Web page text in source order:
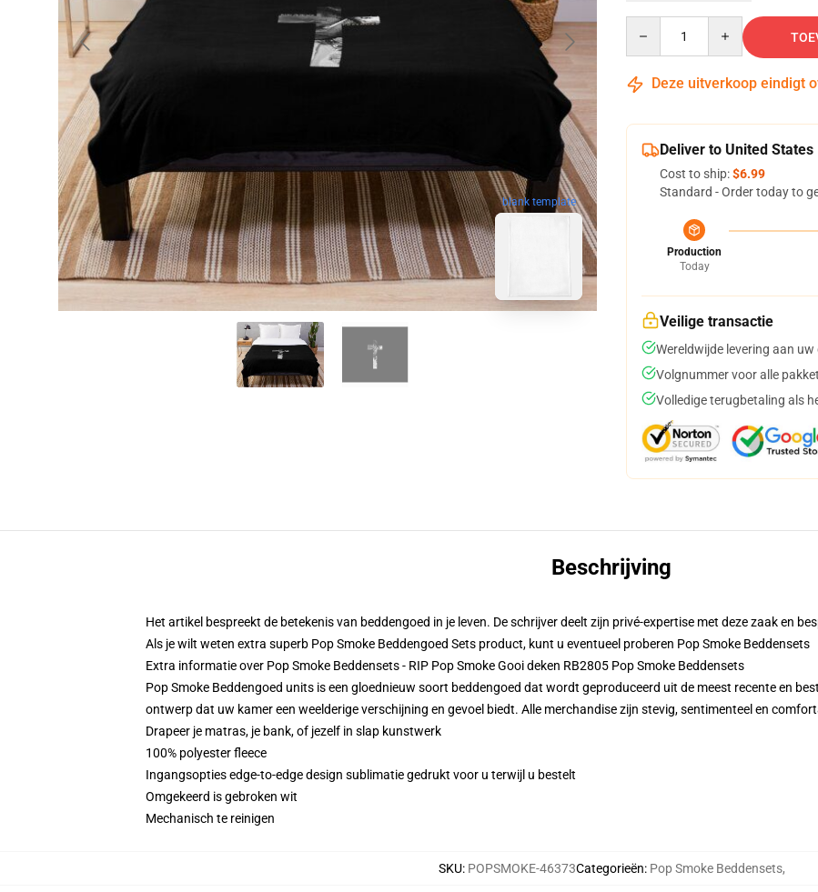
blank template
Deze uitverkoop eindigt
Deliver to United States
Cost to ship:$6.99
Standard - Order today to
Production
Today
Veilige transactie
Wereldwijde levering aan uw
Volgnummer voor alle
Volledige terugbetaling als
Beschrijving
Het artikel bespreekt de betekenis van beddengoed in je leven. De schrijver deelt zijn privé-expertise met deze zaak en
Als je wilt weten extra superb Pop Smoke Beddengoed Sets product, kunt u eventueel proberen Pop Smoke Beddensets
Extra informatie over Pop Smoke Beddensets - RIP Pop Smoke Gooi deken RB2805 Pop Smoke Beddensets
Pop Smoke Beddengoed units is een gloednieuw soort beddengoed dat wordt geproduceerd uit de meest recente en
ontwerp dat uw kamer een weelderige verschijning en gevoel biedt. Alle merchandise zijn stevig, sentimenteel en
Drapeer je matras, je bank, of jezelf in slap kunstwerk
100% polyester fleece
Ingangsopties edge-to-edge design sublimatie gedrukt voor u terwijl u bestelt
Omgekeerd is gebroken wit
Mechanisch te reinigen
SKU: POPSMOKE-46373Categorieën: Pop Smoke Beddensets,